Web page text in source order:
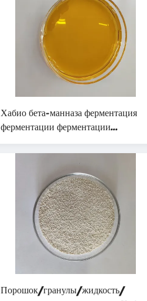
Хабио бета-манназа ферментация
ферментации ферментации
ферментации ферментации
ферментации ферментации
ферментации ферментации
ферментации ферментации
ферментации ферментации
ферментации ферментации
ферментации ферментации
ферментации ферментации
ферментации ферментации
ферментации ферментации
ферментации ферментации
Порошок/гранулы/жидкость/